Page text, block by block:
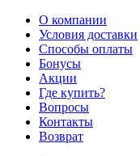
О компании
Условия доставки
Способы оплаты
Бонусы
Акции
Где купить?
Вопросы
Контакты
Возврат